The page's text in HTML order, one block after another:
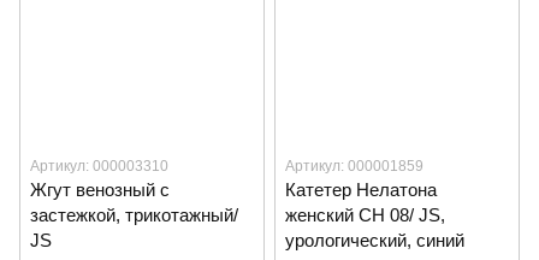
Артикул: 000003310
Жгут венозный с
застежкой, трикотажный/
JS
Артикул: 000001859
Катетер Нелатона
женский CH 08/ JS,
урологический, синий